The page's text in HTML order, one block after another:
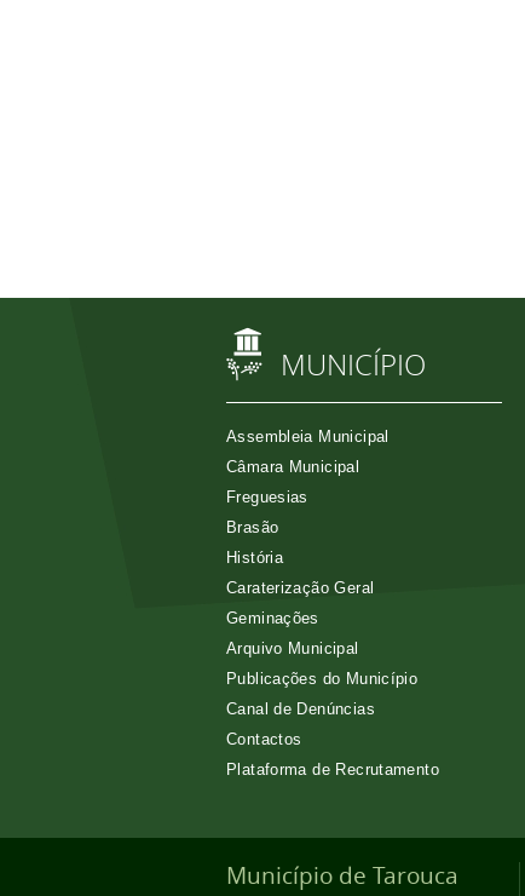
MUNICÍPIO
Assembleia Municipal
Câmara Municipal
Freguesias
Brasão
História
Caraterização Geral
Geminações
Arquivo Municipal
Publicações do Município
Canal de Denúncias
Contactos
Plataforma de Recrutamento
Município de Tarouca